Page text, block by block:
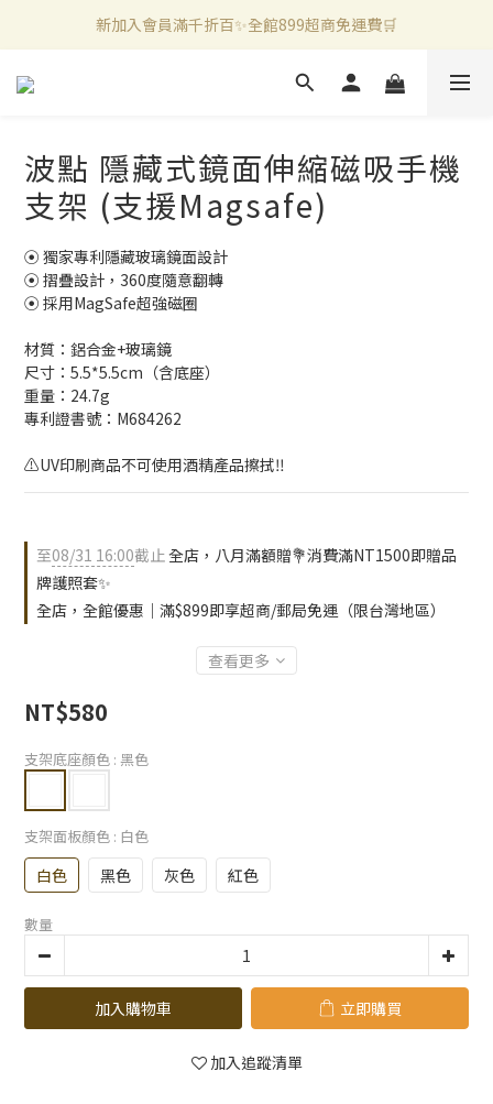
新加入會員滿千折百✨全館899超商免運費🛒
新加入會員滿千折百✨全館899超商免運費🛒
官方LINE好友募集中🤍加入領取50元購物金✨
波點 隱藏式鏡面伸縮磁吸手機
支架 (支援Magsafe)
⦿ 獨家專利隱藏玻璃鏡面設計
⦿ 摺疊設計，360度隨意翻轉
⦿ 採用MagSafe超強磁圈
材質：鋁合金+玻璃鏡
尺寸：5.5*5.5cm（含底座）
重量：24.7g
專利證書號：M684262
⚠️UV印刷商品不可使用酒精產品擦拭‼️
至08/31 16:00截止全店，八月滿額贈💐消費滿NT1500即贈品
牌護照套✨
全店，全館優惠｜滿$899即享超商/郵局免運（限台灣地區）
查看更多
NT$580
支架底座顏色 : 黑色
支架面板顏色 : 白色
白色 黑色 灰色 紅色
數量
加入購物車 立即購買
加入追蹤清單